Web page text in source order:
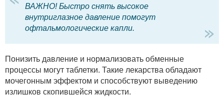
ВАЖНО! Быстро снять высокое
внутриглазное давление помогут
офтальмологические капли.
Понизить давление и нормализовать обменные
процессы могут таблетки. Такие лекарства обладают
мочегонным эффектом и способствуют выведению
излишков скопившейся жидкости.